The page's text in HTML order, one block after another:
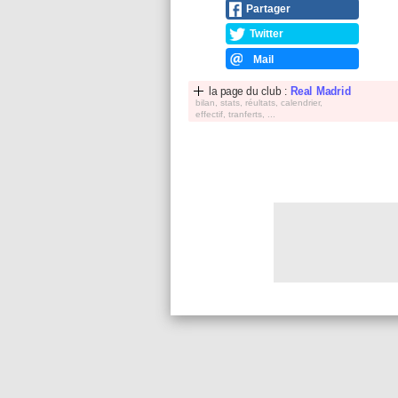
Partager
Twitter
Mail
la page du club : Real Madrid
bilan, stats, réultats, calendrier,
effectif, tranferts, ...